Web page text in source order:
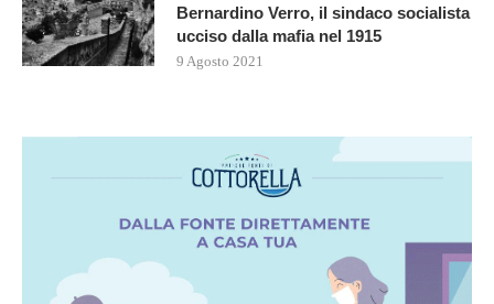
Bernardino Verro, il sindaco socialista
ucciso dalla mafia nel 1915
9 Agosto 2021